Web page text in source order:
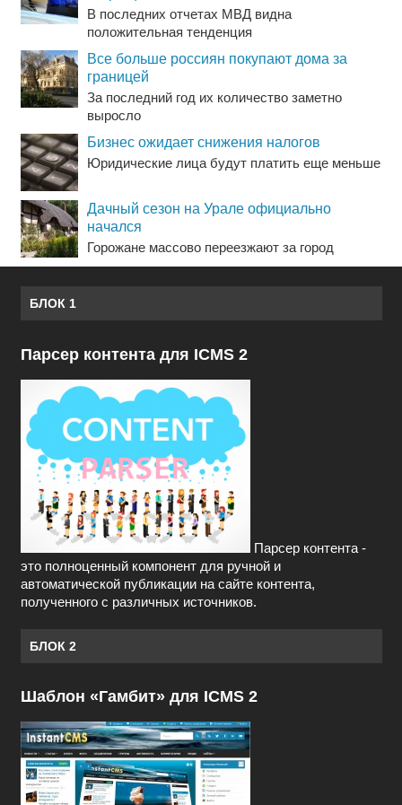
В последних отчетах МВД видна
положительная тенденция
Все больше россиян покупают дома за
границей
За последний год их количество заметно
выросло
Бизнес ожидает снижения налогов
Юридические лица будут платить еще меньше
Дачный сезон на Урале официально
начался
Горожане массово переезжают за город
БЛОК 1
Парсер контента для ICMS 2
Парсер контента -
это полноценный компонент для ручной и
автоматической публикации на сайте контента,
полученного с различных источников.
БЛОК 2
Шаблон «Гамбит» для ICMS 2